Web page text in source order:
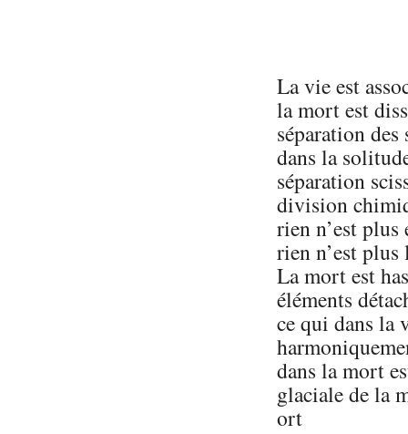
La vie est
la mort est
séparation
dans la
séparation
division
rien n’est
rien n’est
La mort est
éléments
ce qui dans la
dans la mort
glaciale de la
ort